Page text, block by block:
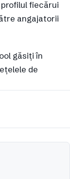
fiecărui
angajatorii
găsiți în
de